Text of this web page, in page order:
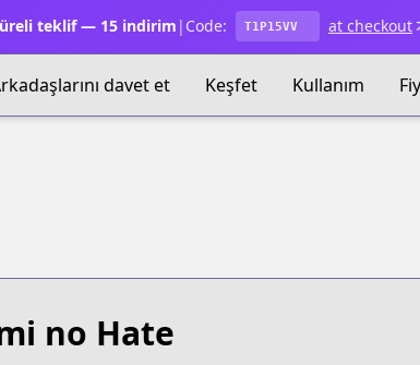
süreli teklif — 15 indirim | Code: T1P15VV at checkout
davet et Keşfet Kullanım
no Hate